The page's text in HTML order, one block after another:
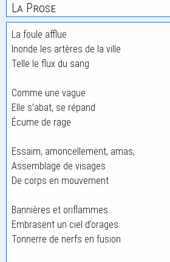
La Prose
La foule afflue
Inonde les artères de la ville
Telle le flux du sang
Comme une vague
Elle s’abat, se répand
Écume de rage
Essaim, amoncellement, amas,
Assemblage de visages
De corps en mouvement
Bannières et oriflammes
Embrasent un ciel d’orages
Tonnerre de nerfs en fusion